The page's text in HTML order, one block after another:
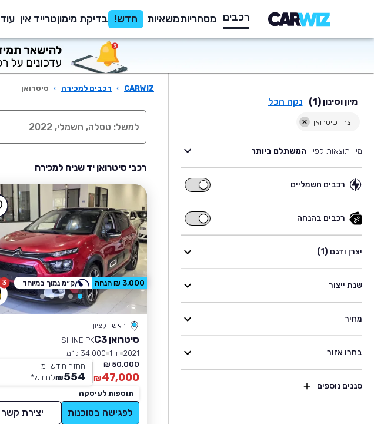
רכבים מסחריותמשאיות חדש! בדיקת מימוןטרייד אין עוד
מיון וסינון (1) נקה הכל
יצרן: סיטרואן
מיון תוצאות לפי: המשתלם ביותר
רכבים חשמליים
רכבים
רכבים בהנחה
רכבים
בהנחה
יצרן ודגם (1)
שנת ייצור
מחיר
בחרו אזור
סננים נוספים
CARWIZ
› רכבים למכירה › סיטרואן
רכבי סיטרואן יד שניה למכירה
3
ראשון לציון
סיטרואן C3
SHINE PK
2021 יד 1
34,000 ק״מ
50,000 ₪
47,000
₪
החזר חודשי מ-
554
₪לחודש*
תוספות לעיסקה
לפגישה בסוכנות יצירת קשר
3,000 ₪ הנחה ק״מ נמוך במיוחד